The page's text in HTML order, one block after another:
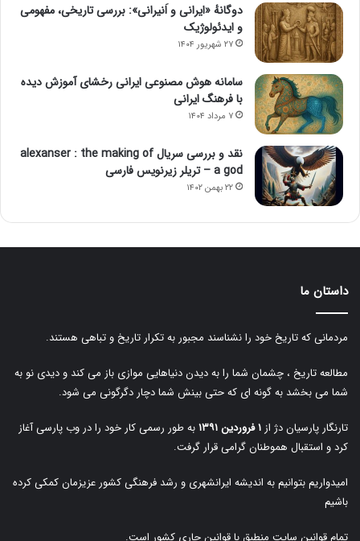
دوگانهٔ «ایرانی و اَنیرانی»: بررسی تاریخی، مفهومی
و ایدئولوژیک
۲۷ شهریور ۱۴۰۴
سامانه هوش مصنوعی ایرانی رخشای آموزش دیده
با فرهنگ ایرانی
۷ مرداد ۱۴۰۴
نقد و بررسی سریال alexanser : the making of
a god – تریلر زیرنویس فارسی
۲۲ بهمن ۱۴۰۲
داستان ما
مردمانی که تاریخ خود را نشناسند مجبور به تکرار تاریخ و تباهی هستند.
مطالعه تاریخ ، چشمان شما را به دیدن دنیاهایی موازی باز می کند و دیدی نو به
شما می بخشد به گونه ای که حتی بینش شما دچار دگرگونی می شود.
تارنگار پارسیان دژ از ۱ فروردین ۱۳۹۱
به طور رسمی کار خود را در وب پارسی آغاز
کرد و استقبال هموطنان گرامی قرار گرفت.
امیدواریم بتوانیم به اندیشه ایرانشهری و رشد فرهنگی کشور عزیزمان کمکی کرده
باشیم
تمام قوانین سایت منطبق با قوانین جاری کشور است.